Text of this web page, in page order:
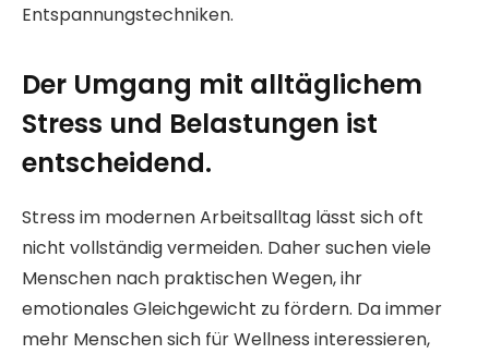
Entspannungstechniken.
Der Umgang mit alltäglichem
Stress und Belastungen ist
entscheidend.
Stress im modernen Arbeitsalltag lässt sich oft
nicht vollständig vermeiden. Daher suchen viele
Menschen nach praktischen Wegen, ihr
emotionales Gleichgewicht zu fördern. Da immer
mehr Menschen sich für Wellness interessieren,